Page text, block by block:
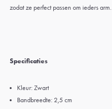
zodat ze perfect passen om ieders arm.
Specificaties
Kleur: Zwart
Bandbreedte: 2,5 cm